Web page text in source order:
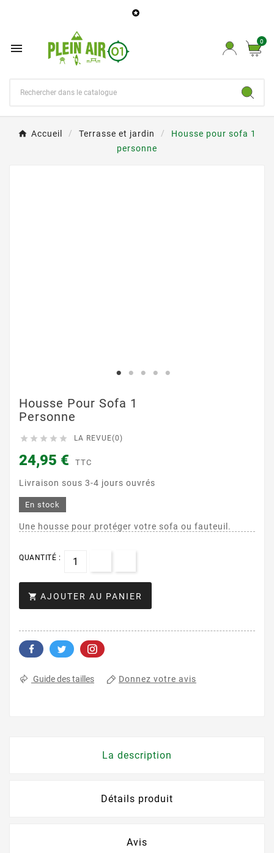

 0
Accueil Terrasse et jardin
Housse pour sofa 1
personne
Housse Pour Sofa 1
Personne
     LA REVUE(0)
24,95 € TTC
Livraison sous 3-4 jours ouvrés
En stock
Une housse pour protéger votre sofa ou fauteuil.
QUANTITÉ :
 AJOUTER AU PANIER
Guide des tailles Donnez votre avis
La description
Détails produit
Avis